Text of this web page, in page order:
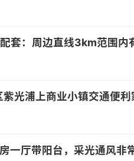
3km范围内有1个地铁站厚庭，直线1km内有13个公交站，距离浦上大桥西站仅105m. -
紫光浦上商业小镇交通便
一厅带阳台，采光通风非